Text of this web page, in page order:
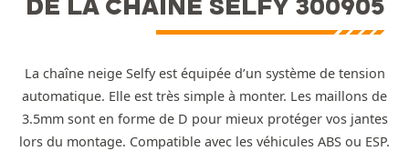
La chaîne neige Selfy est équipée d’un système de tension
automatique. Elle est très simple à monter. Les maillons de
3.5mm sont en forme de D pour mieux protéger vos jantes
lors du montage. Compatible avec les véhicules ABS ou ESP.